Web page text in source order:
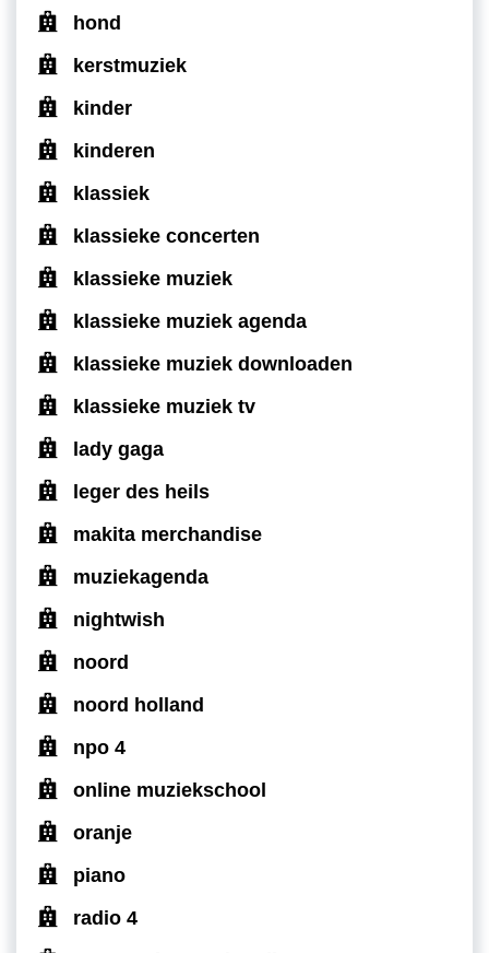
hond
kerstmuziek
kinder
kinderen
klassiek
klassieke concerten
klassieke muziek
klassieke muziek agenda
klassieke muziek downloaden
klassieke muziek tv
lady gaga
leger des heils
makita merchandise
muziekagenda
nightwish
noord
noord holland
npo 4
online muziekschool
oranje
piano
radio 4